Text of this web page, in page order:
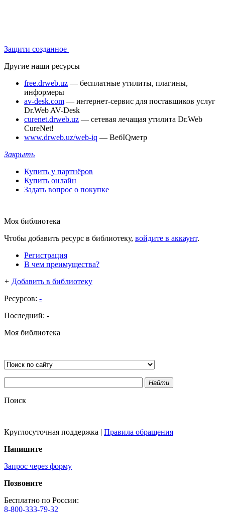
Защити созданное
Другие наши ресурсы
free.drweb.uz — бесплатные утилиты, плагины,
информеры
av-desk.com — интернет-сервис для поставщиков услуг
Dr.Web AV-Desk
curenet.drweb.uz — сетевая лечащая утилита Dr.Web
CureNet!
www.drweb.uz/web-iq — ВебIQметр
Закрыть
Купить у партнёров
Купить онлайн
Задать вопрос о покупке
Моя библиотека
Чтобы добавить ресурс в библиотеку, войдите в аккаунт.
Регистрация
В чем преимущества?
+ Добавить в библиотеку
Ресурсов: -
Последний: -
Моя библиотека
Найти
Поиск
Круглосуточная поддержка | Правила обращения
Напишите
Запрос через форму
Позвоните
Бесплатно по России:
8-800-333-79-32